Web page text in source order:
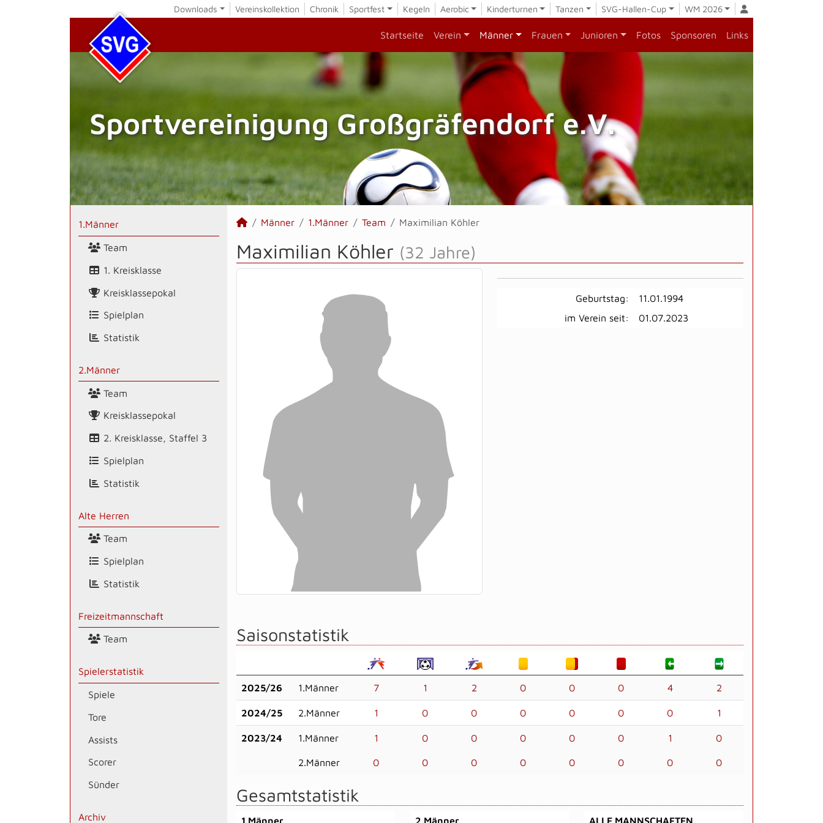
Downloads Vereinskollektion Chronik Sportfest Kegeln Aerobic Kinderturnen Tanzen SVG-Hallen-Cup WM 2026
Startseite Verein Männer Frauen Junioren Fotos Sponsoren Links
Sportvereinigung Großgräfendorf e.V.
1.Männer
Team
1. Kreisklasse
Kreisklassepokal
Spielplan
Statistik
2.Männer
Team
Kreisklassepokal
2. Kreisklasse, Staffel 3
Spielplan
Statistik
Alte Herren
Team
Spielplan
Statistik
Freizeitmannschaft
Team
Spielerstatistik
Spiele
Tore
Assists
Scorer
Sünder
Archiv
Männer 1.Männer Team Maximilian Köhler
Maximilian Köhler (32 Jahre)
Geburtstag:
11.01.1994
im Verein seit:
01.07.2023
Saisonstatistik
2025/26 1.Männer 7 1 2 0 0 0 4 2
2024/25 2.Männer 1 0 0 0 0 0 0 1
2023/24 1.Männer 1 0 0 0 0 0 1 0
2.Männer 0 0 0 0 0 0 0 0
Gesamtstatistik
1.Männer 2.Männer ALLE MANNSCHAFTEN